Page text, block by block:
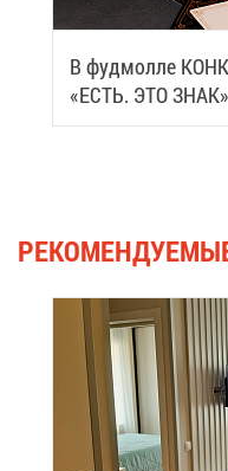
В фуд­мол­ле
«ЕСТЬ. ЭТО ЗНАК»